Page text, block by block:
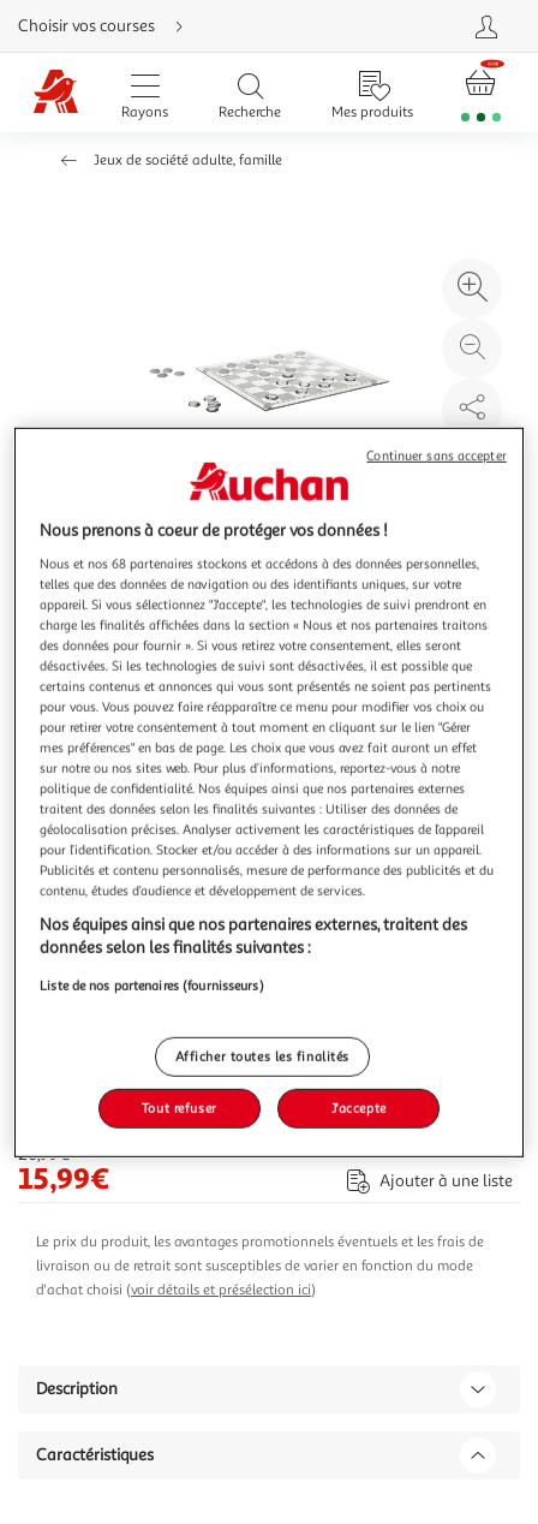
Aller
directement
au
contenu
Aller
directement
Aller
Choisir vos courses
Rayons Recherche Mes produits
Jeux de société adulte, famille
100
%
le
Illustration
précédente
Illustration
suivante
MISTER GADGET
Jeu de société dames 25cm transparent
Informations Techniques : Dimensions : L. 25 x l. 25 cm
Matière : Verre Spécificités : Gadget & Fun Jeu de Société
Dames Forme Carrée Contient : 1 Plateau 42 Pions Style
Vintage & Rétro Poids : 0,48 kg Couleur : Transparent
En savoir +
Vendu par Paris Prix
Livr. ou retrait dès 3/4 jours
A partir de 7,99€
Plus d'options
Vendu parParis Prix 15,99€ 20,99€
4,99€
Multishop
20,99€
15,99€
Ajouter au panier
Ajouter à une liste
Le prix du produit, les avantages promotionnels éventuels et les frais de
livraison ou de retrait sont susceptibles de varier en fonction du mode
d'achat choisi (voir détails et présélection ici)
Description
Caractéristiques
Nous prenons à coeur de protéger vos données !
Nous et nos 68 partenaires stockons et accédons à des données personnelles,
telles que des données de navigation ou des identifiants uniques, sur votre
appareil. Si vous sélectionnez "J'accepte", les technologies de suivi prendront en
charge les finalités affichées dans la section « Nous et nos partenaires traitons
des données pour fournir ». Si vous retirez votre consentement, elles seront
désactivées. Si les technologies de suivi sont désactivées, il est possible que
certains contenus et annonces qui vous sont présentés ne soient pas pertinents
pour vous. Vous pouvez faire réapparaître ce menu pour modifier vos choix ou
pour retirer votre consentement à tout moment en cliquant sur le lien "Gérer
mes préférences" en bas de page. Les choix que vous avez fait auront un effet
sur notre ou nos sites web. Pour plus d’informations, reportez-vous à notre
politique de confidentialité. Nos équipes ainsi que nos partenaires externes
traitent des données selon les finalités suivantes : Utiliser des données de
géolocalisation précises. Analyser activement les caractéristiques de l’appareil
pour l’identification. Stocker et/ou accéder à des informations sur un appareil.
Publicités et contenu personnalisés, mesure de performance des publicités et du
contenu, études d’audience et développement de services.
Nos équipes ainsi que nos partenaires externes, traitent des
données selon les finalités suivantes :
Liste de nos partenaires (fournisseurs)
Afficher toutes les finalités
Tout refuser J'accepte
Continuer sans accepter